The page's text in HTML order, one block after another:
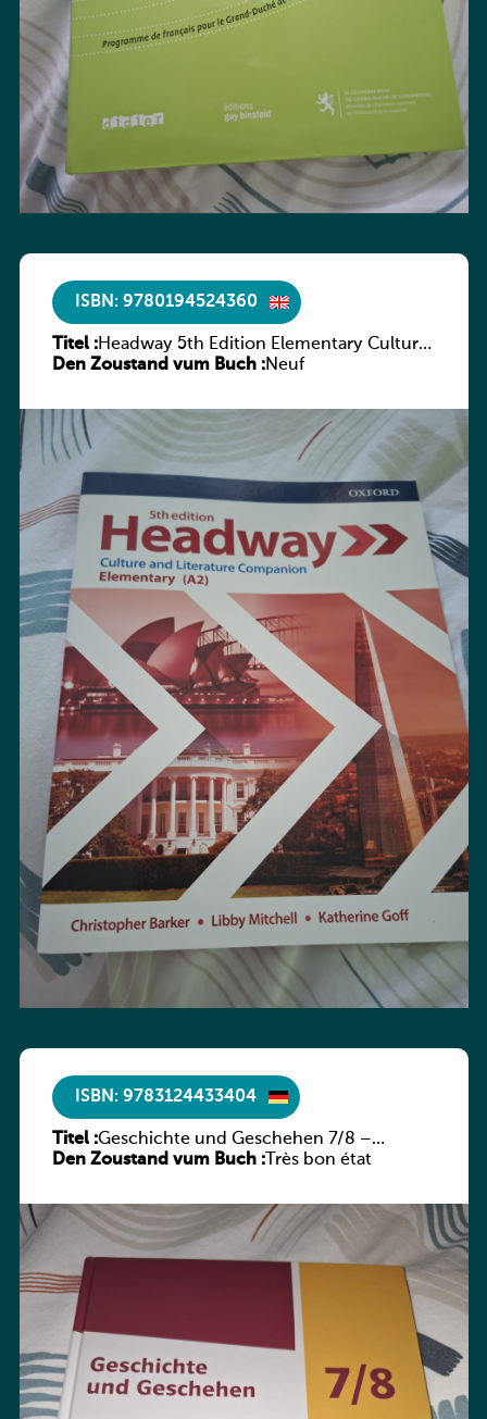
ISBN: 9780194524360
Titel :Headway 5th Edition Elementary Culture
and Literature Companion
Den Zoustand vum Buch :Neuf
ISBN: 9783124433404
Titel :Geschichte und Geschehen 7/8 –
Rheinland-Pfalz
Den Zoustand vum Buch :Très bon état